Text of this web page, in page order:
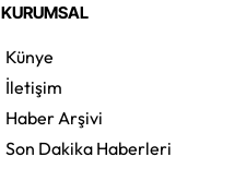
KURUMSAL
Künye
İletişim
Haber Arşivi
Son Dakika Haberleri